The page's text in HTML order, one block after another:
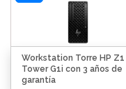
Workstation Torre HP Z1
Tower G1i con 3 años de
garantía